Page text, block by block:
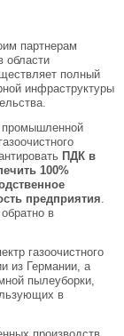
партнерам
области
полный
инфраструктуры
промышленной
ПДК в
100%
предприятия.
в
газоочистного
из Германии, а
пылеуборки,
в